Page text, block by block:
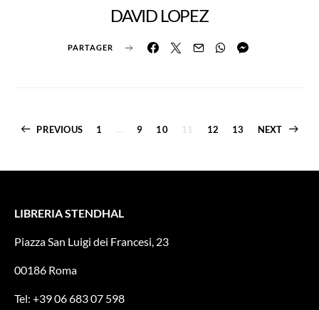
DAVID LOPEZ
PARTAGER
PREVIOUS 1 … 9 10 11 12 13 NEXT
LIBRERIA STENDHAL
Piazza San Luigi dei Francesi, 23
00186 Roma
Tel: +39 06 683 07 598